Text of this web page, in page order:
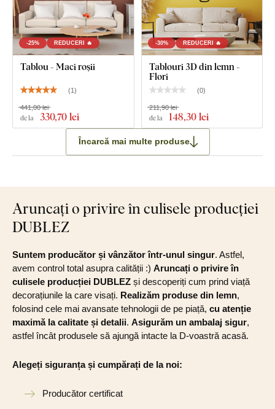
-25% REDUCERI 🔥
Tablou - Maci roșii
(1)
de la 330,70 lei
441,00 lei
-30% REDUCERI 🔥
Tablouri 3D din lemn -
Flori
(0)
de la 148,30 lei
211,90 lei
Încarcă mai multe produse
Aruncați o privire în culisele producției
DUBLEZ
Suntem producător și vânzător într-unul singur. Astfel,
avem control total asupra calității :) Aruncați o privire în
culisele producției DUBLEZ și descoperiți cum prind viață
decorațiunile la care visați. Realizăm produse din lemn,
folosind cele mai avansate tehnologii de pe piață, cu atenție
maximă la calitate și detalii. Asigurăm un ambalaj sigur,
astfel încât produsele să ajungă intacte la D-voastră acasă.
Alegeți siguranța și cumpărați de la noi:
Producător certificat